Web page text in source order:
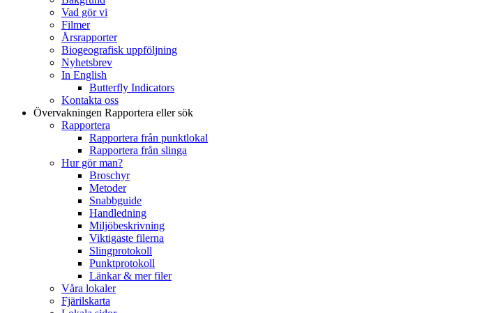
Vad gör vi
Filmer
Årsrapporter
Biogeografisk uppföljning
Nyhetsbrev
In English
Butterfly Indicators
Kontakta oss
Övervakningen Rapportera eller sök
Rapportera
Rapportera från punktlokal
Rapportera från slinga
Hur gör man?
Broschyr
Metoder
Snabbguide
Handledning
Miljöbeskrivning
Viktigaste filerna
Slingprotokoll
Punktprotokoll
Länkar & mer filer
Våra lokaler
Fjärilskarta